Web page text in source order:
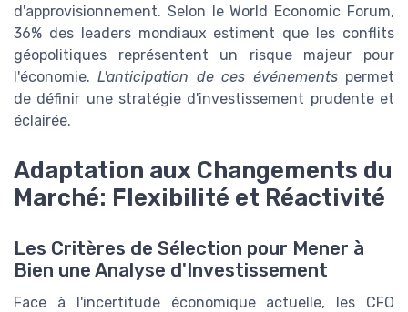
d'approvisionnement. Selon le World Economic Forum,
36% des leaders mondiaux estiment que les conflits
géopolitiques représentent un risque majeur pour
l'économie.L'anticipation de ces événementspermet
de définir une stratégie d'investissement prudente et
éclairée.
Adaptation aux Changements du
Marché: Flexibilité et Réactivité
Les Critères de Sélection pour Mener à
Bien une Analyse d'Investissement
Face à l'incertitude économique actuelle, les CFO